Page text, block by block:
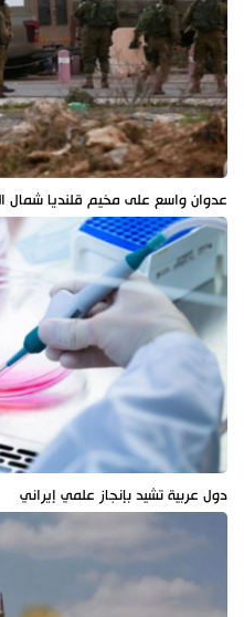
عدوان واسع على مخيم قلنديا شمال
دول عربية تشيد بإنجاز علمي إيراني